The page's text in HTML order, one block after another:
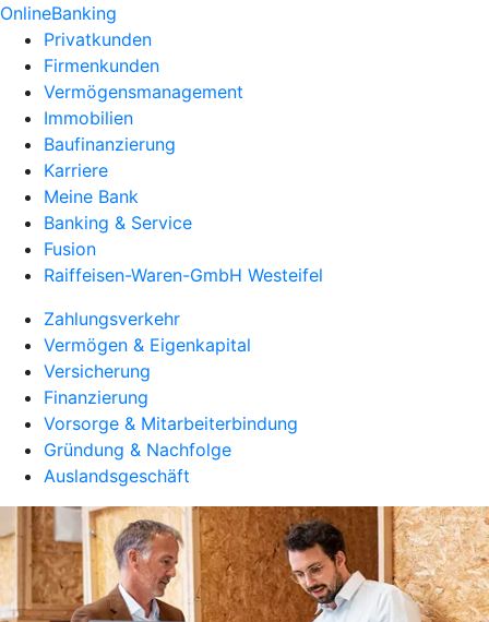
OnlineBanking
Privatkunden
Firmenkunden
Vermögensmanagement
Immobilien
Baufinanzierung
Karriere
Meine Bank
Banking & Service
Fusion
Raiffeisen-Waren-GmbH Westeifel
Zahlungsverkehr
Vermögen & Eigenkapital
Versicherung
Finanzierung
Vorsorge & Mitarbeiterbindung
Gründung & Nachfolge
Auslandsgeschäft